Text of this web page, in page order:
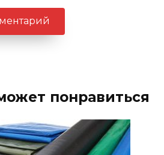
понравиться